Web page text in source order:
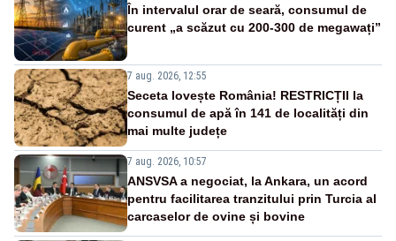
În intervalul orar de seară, consumul de
curent „a scăzut cu 200-300 de megawați”
7 aug. 2026, 12:55
Seceta lovește România! RESTRICȚII la
consumul de apă în 141 de localități din
mai multe județe
7 aug. 2026, 10:57
ANSVSA a negociat, la Ankara, un acord
pentru facilitarea tranzitului prin Turcia al
carcaselor de ovine și bovine